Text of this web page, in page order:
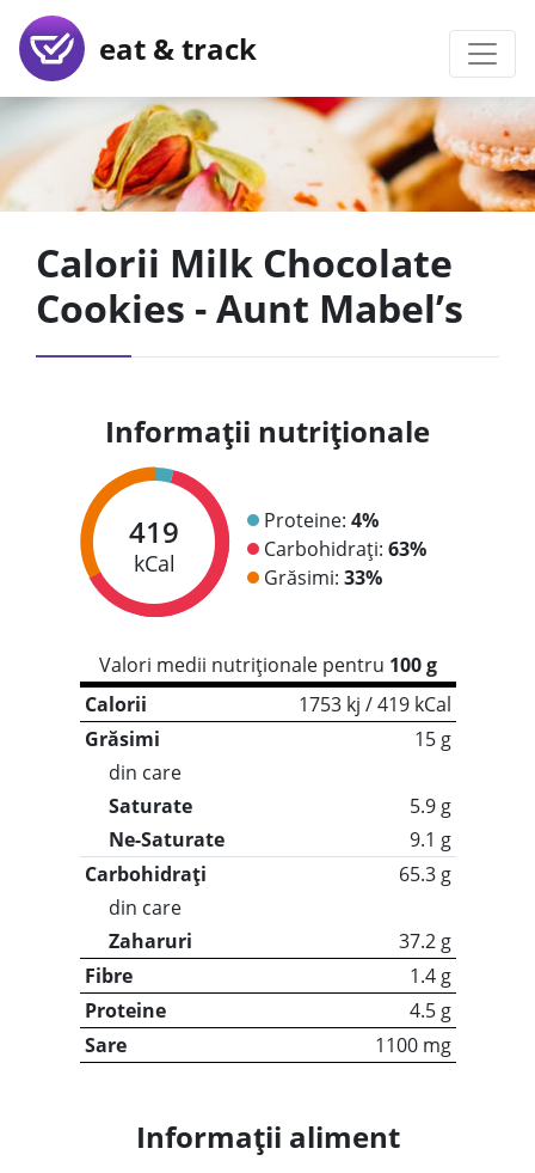
eat & track
Calorii Milk Chocolate
Cookies - Aunt Mabel’s
Informații nutriționale
419
kCal
Proteine: 4%
Carbohidrați: 63%
Grăsimi: 33%
Valori medii nutriționale pentru 100 g
Calorii
1753 kj / 419 kCal
Grăsimi
15 g
din care
Saturate
5.9 g
Ne-Saturate
9.1 g
Carbohidrați
65.3 g
din care
Zaharuri
37.2 g
Fibre
1.4 g
Proteine
4.5 g
Sare
1100 mg
Informații aliment